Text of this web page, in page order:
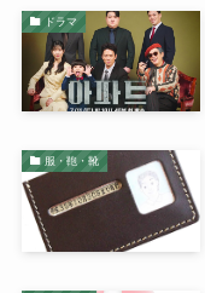
ドラマ
服・鞄・靴